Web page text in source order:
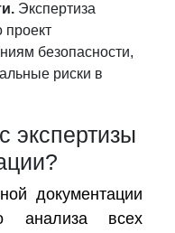
Экспертиза
проект
безопасности,
риски в
экспертизы
документации
анализа всех